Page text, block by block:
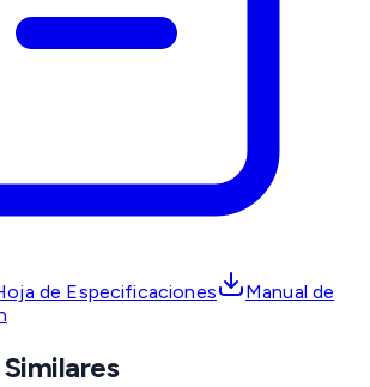
de Especificaciones
Manual de